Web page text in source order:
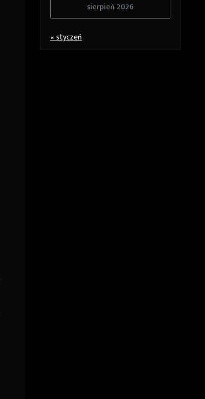
sierpień 2026
« styczeń